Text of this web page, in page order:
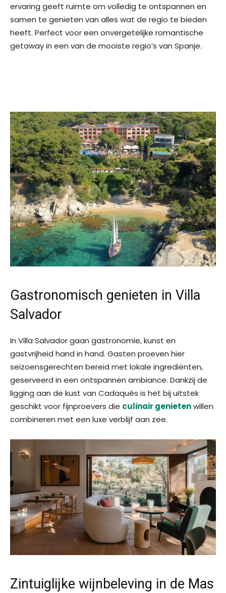
ervaring geeft ruimte om volledig te ontspannen en
samen te genieten van alles wat de regio te bieden
heeft. Perfect voor een onvergetelijke romantische
getaway in een van de mooiste regio’s van Spanje.
Gastronomisch genieten in Villa
Salvador
In Villa Salvador gaan gastronomie, kunst en
gastvrijheid hand in hand. Gasten proeven hier
seizoensgerechten bereid met lokale ingrediënten,
geserveerd in een ontspannen ambiance. Dankzij de
ligging aan de kust van Cadaqués is het bij uitstek
geschikt voor fijnproevers die culinair genietenwillen
combineren met een luxe verblijf aan zee.
Zintuiglijke wijnbeleving in de Mas